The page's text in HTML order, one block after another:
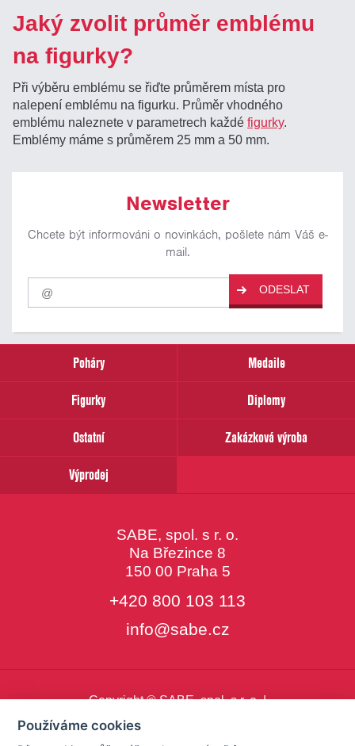
Jaký zvolit průměr emblému
na figurky?
Při výběru emblému se řiďte průměrem místa pro
nalepení emblému na figurku. Průměr vhodného
emblému naleznete v parametrech každéfigurky.
Emblémy máme s průměrem 25 mm a 50 mm.
Newsletter
Chcete být informováni o novinkách, pošlete nám Váš e-
mail.
Pro
odběr
našich
email
ODESLAT
Poháry
Medaile
Figurky
Diplomy
Ostatní
Zakázková výroba
Výprodej
SABE, spol. s r. o.
Na Březince 8
150 00 Praha 5
+420 800 103 113
info@sabe.cz
Copyright © SABE, spol. s r. o. |
Používáme cookies